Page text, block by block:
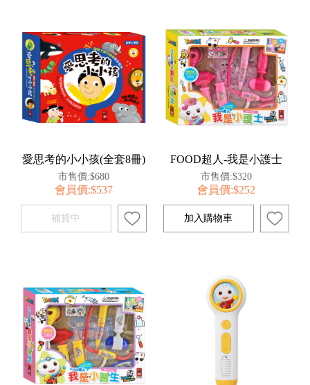
愛思考的小小孩(全套8冊)
市售價:$680
會員價:$537
FOOD超人-我是小護士
市售價:$320
會員價:$252